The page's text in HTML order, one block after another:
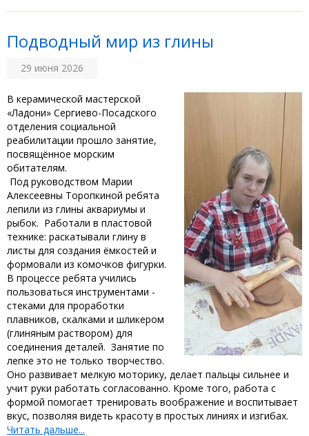
‎Подводный мир из глины
29 июня 2026
‎‎В керамической мастерской
«Ладони» Сергиево-Посадского
отделения социальной
реабилитации прошло занятие,
посвящённое морским
обитателям.
Под руководством Марии
Алексеевны Торопкиной ребята
лепили из глины аквариумы и
рыбок. ‎ ‎Работали в пластовой
технике: раскатывали глину в
листы для создания ёмкостей и
формовали из комочков фигурки.
В процессе ребята учились
пользоваться инструментами -
стеками для проработки
плавников, скалками и шликером
(глиняным раствором) для
соединения деталей. ‎ ‎Занятие по
лепке это не только творчество.
Оно развивает мелкую моторику, делает пальцы сильнее и
учит руки работать согласованно. Кроме того, работа с
формой помогает тренировать воображение и воспитывает
вкус, позволяя видеть красоту в простых линиях и изгибах.
Читать дальше...